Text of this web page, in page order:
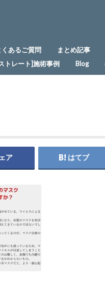
くあるご質問 まとめ記事
トレート]施術事例
Blog
ア はてブ